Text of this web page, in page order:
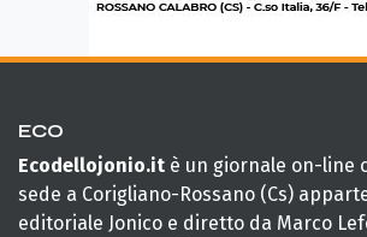
ECO
Ecodellojonio.it è un giornale on-line
sede a Corigliano-Rossano (Cs)
editoriale Jonico e diretto da Marco